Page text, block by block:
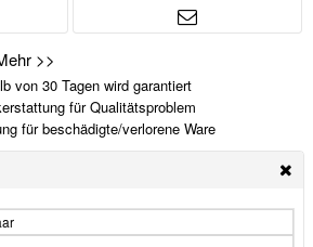
>>
von 30 Tagen wird garantiert
für Qualitätsproblem
für beschädigte/verlorene Ware